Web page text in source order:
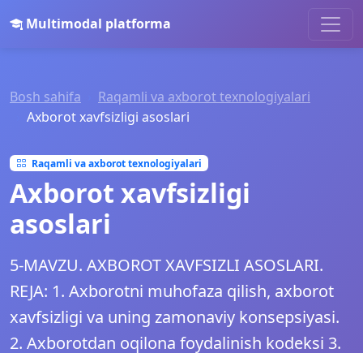
Multimodal platforma
Bosh sahifa
Raqamli va axborot texnologiyalari
Axborot xavfsizligi asoslari
Raqamli va axborot texnologiyalari
Axborot xavfsizligi
asoslari
5-MAVZU. AXBOROT XAVFSIZLI ASOSLARI.
REJA: 1. Axborotni muhofaza qilish, axborot
xavfsizligi va uning zamonaviy konsepsiyasi.
2. Axborotdan oqilona foydalinish kodeksi 3.